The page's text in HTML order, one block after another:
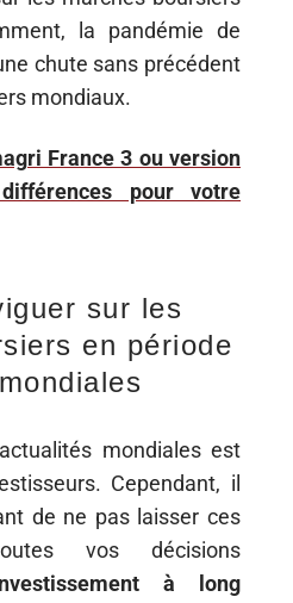
la pandémie de
chute sans précédent
mondiaux.
France 3 ou version
pour votre
sur les
en période
mondiales est
Cependant, il
de ne pas laisser ces
vos décisions
à long